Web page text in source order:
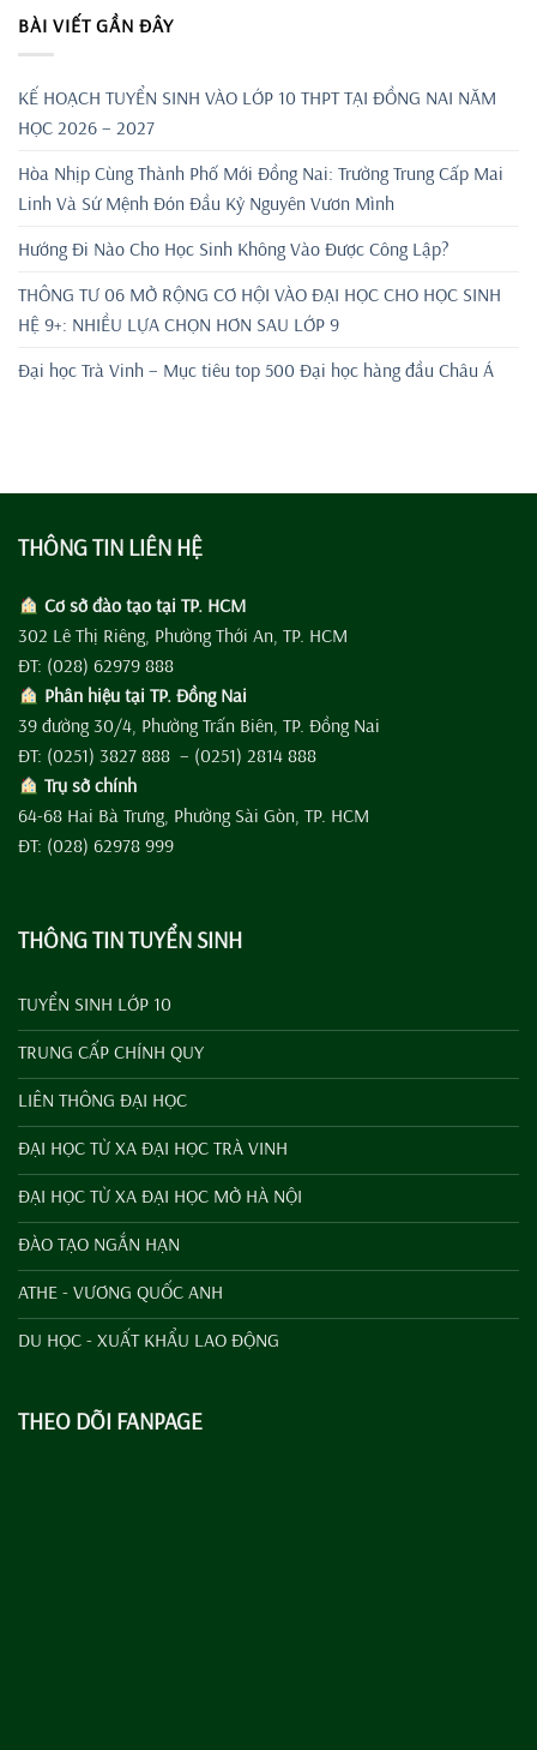
BÀI VIẾT GẦN ĐÂY
KẾ HOẠCH TUYỂN SINH VÀO LỚP 10 THPT TẠI ĐỒNG NAI NĂM
HỌC 2026 – 2027
Hòa Nhịp Cùng Thành Phố Mới Đồng Nai: Trường Trung Cấp Mai
Linh Và Sứ Mệnh Đón Đầu Kỷ Nguyên Vươn Mình
Hướng Đi Nào Cho Học Sinh Không Vào Được Công Lập?
THÔNG TƯ 06 MỞ RỘNG CƠ HỘI VÀO ĐẠI HỌC CHO HỌC SINH
HỆ 9+: NHIỀU LỰA CHỌN HƠN SAU LỚP 9
Đại học Trà Vinh – Mục tiêu top 500 Đại học hàng đầu Châu Á
THÔNG TIN LIÊN HỆ
Cơ sở đào tạo tại TP. HCM
302 Lê Thị Riêng, Phường Thới An, TP. HCM
ĐT: (028) 62979 888
Phân hiệu tại TP. Đồng Nai
39 đường 30/4, Phường Trấn Biên, TP. Đồng Nai
ĐT: (0251) 3827 888 – (0251) 2814 888
Trụ sở chính
64-68 Hai Bà Trưng, Phường Sài Gòn, TP. HCM
ĐT: (028) 62978 999
THÔNG TIN TUYỂN SINH
TUYỂN SINH LỚP 10
TRUNG CẤP CHÍNH QUY
LIÊN THÔNG ĐẠI HỌC
ĐẠI HỌC TỪ XA ĐẠI HỌC TRÀ VINH
ĐẠI HỌC TỪ XA ĐẠI HỌC MỞ HÀ NỘI
ĐÀO TẠO NGẮN HẠN
ATHE - VƯƠNG QUỐC ANH
DU HỌC - XUẤT KHẨU LAO ĐỘNG
THEO DÕI FANPAGE